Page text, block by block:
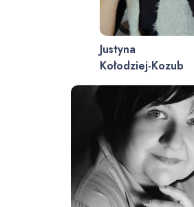
Justyna
Kołodziej-Kozub